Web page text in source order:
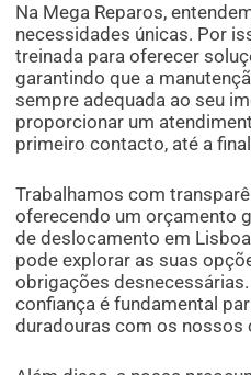
Na Mega Reparos,
necessidades únicas. Por
treinada para oferecer
garantindo que a
sempre adequada ao seu
proporcionar um
primeiro contacto, até a
Trabalhamos com
oferecendo um orçamento
de deslocamento em
pode explorar as suas
obrigações
confiança é fundamental
duradouras com os nossos